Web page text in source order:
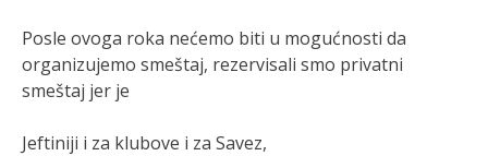
Posle ovoga roka nećemo biti u mogućnosti da
organizujemo smeštaj, rezervisali smo privatni
smeštaj jer je
Jeftiniji i za klubove i za Savez,